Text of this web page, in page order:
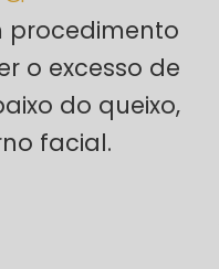
procedimento
o excesso de
do queixo,
facial.